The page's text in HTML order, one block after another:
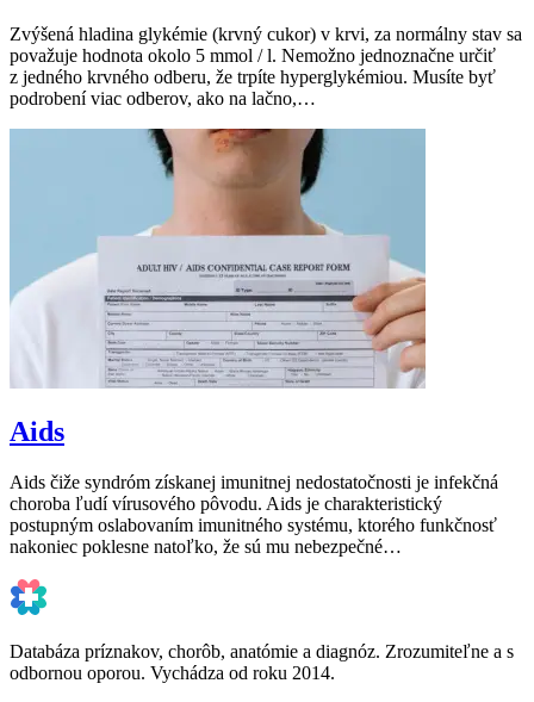
Zvýšená hladina glykémie (krvný cukor) v krvi, za normálny stav sa
považuje hodnota okolo 5 mmol / l. Nemožno jednoznačne určiť
z jedného krvného odberu, že trpíte hyperglykémiou. Musíte byť
podrobení viac odberov, ako na lačno,…
Aids
Aids čiže syndróm získanej imunitnej nedostatočnosti je infekčná
choroba ľudí vírusového pôvodu. Aids je charakteristický
postupným oslabovaním imunitného systému, ktorého funkčnosť
nakoniec poklesne natoľko, že sú mu nebezpečné…
Databáza príznakov, chorôb, anatómie a diagnóz. Zrozumiteľne a s
odbornou oporou. Vychádza od roku 2014.